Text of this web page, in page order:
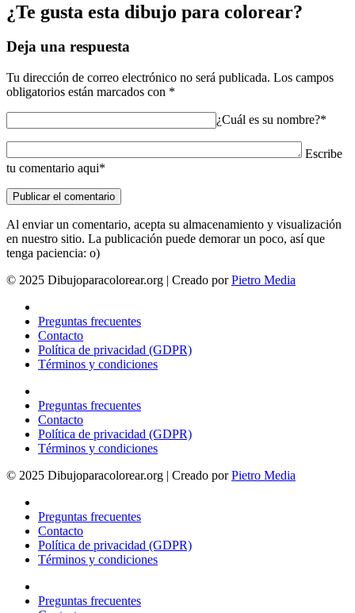
¿Te gusta esta dibujo para colorear?
Deja una respuesta
Tu dirección de correo electrónico no será publicada. Los campos
obligatorios están marcados con *
¿Cuál es su nombre?*
Escribe
tu comentario aqui*
Al enviar un comentario, acepta su almacenamiento y visualización
en nuestro sitio. La publicación puede demorar un poco, así que
tenga paciencia: o)
© 2025 Dibujoparacolorear.org | Creado porPietro Media
Preguntas frecuentes
Contacto
Política de privacidad (GDPR)
Términos y condiciones
Preguntas frecuentes
Contacto
Política de privacidad (GDPR)
Términos y condiciones
© 2025 Dibujoparacolorear.org | Creado porPietro Media
Preguntas frecuentes
Contacto
Política de privacidad (GDPR)
Términos y condiciones
Preguntas frecuentes